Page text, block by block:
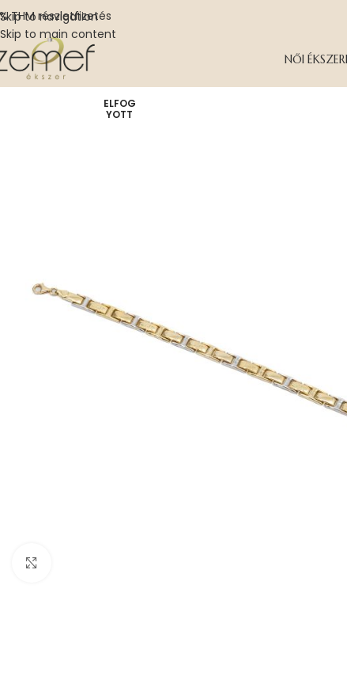
Skip to navigation
Skip to main content
THM részletfizetés
NŐI ÉKSZER
ELFOG
YOTT